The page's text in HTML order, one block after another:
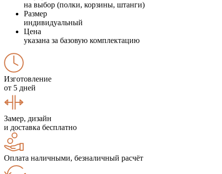
на выбор (полки, корзины, штанги)
Размер
индивидуальный
Цена
указана за базовую комплектацию
Изготовление
от 5 дней
Замер, дизайн
и доставка бесплатно
Оплата наличными, безналичный расчёт